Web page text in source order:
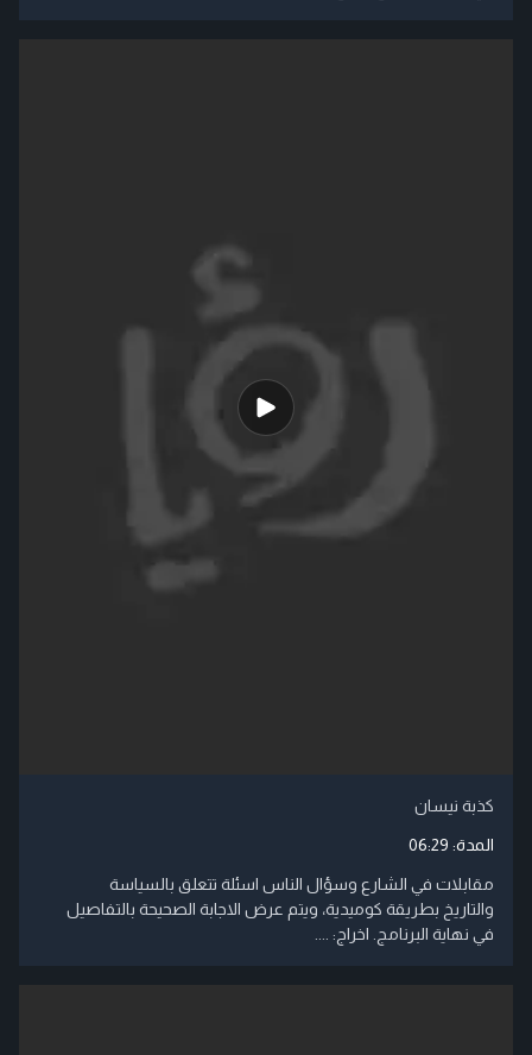
كذبة نيسان
المدة: 06:29
مقابلات في الشارع وسؤال الناس اسئلة تتعلق بالسياسة
والتاريخ بطريقة كوميدية، ويتم عرض الاجابة الصحيحة بالتفاصيل
في نهاية البرنامج. اخراج: ....